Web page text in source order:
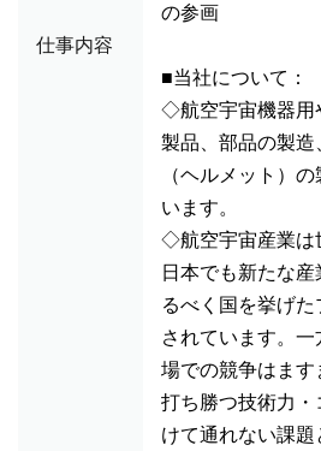
仕事内容
の参画
■当社について：
◇航空宇宙機器用
製品、部品の製
（ヘルメット）
います。
◇航空宇宙産業は
日本でも新たな
るべく国を挙げ
されています。
場での競争はます
打ち勝つ技術力
けて通れない課